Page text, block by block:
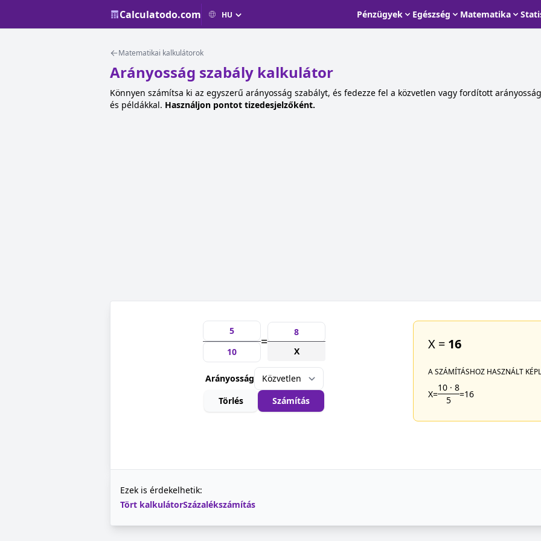
Calculatodo.com Pénzügyek Egészség Matematika
Matematikai kalkulátorok
Arányosság szabály kalkulátor
Könnyen számítsa ki az egyszerű arányosság szabályt, és fedezze fel a közvetlen vagy fordított
és példákkal. Használjon pontot tizedesjelzőként.
=
X
Arányosság
Törlés
Számítás
X = 16
A SZÁMÍTÁSHOZ HASZNÁLT
X=
10 · 8
5
=16
Ezek is érdekelhetik:
Tört kalkulátorSzázalékszámítás